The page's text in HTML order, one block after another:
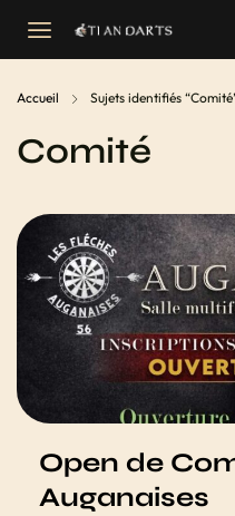
Accueil Sujets identifiés
Comité
Open de
Auganaises